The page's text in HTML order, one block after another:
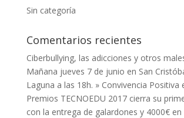
Sin categoría
Comentarios recientes
Ciberbullying, las adicciones y otros
Mañana jueves 7 de junio en San
Laguna a las 18h. » Convivencia Positiva
Premios TECNOEDU 2017 cierra su
con la entrega de galardones y 4000€